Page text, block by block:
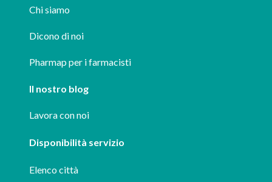
Chi siamo
Dicono di noi
Pharmap per i farmacisti
Il nostro blog
Lavora con noi
Disponibilità servizio
Elenco città